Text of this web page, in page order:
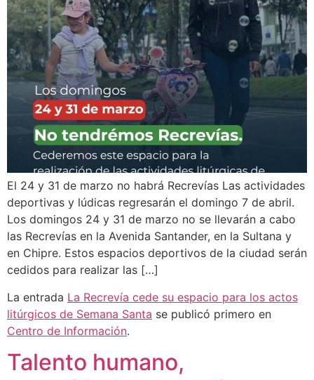
El 24 y 31 de marzo no habrá Recrevías Las actividades
deportivas y lúdicas regresarán el domingo 7 de abril.
Los domingos 24 y 31 de marzo no se llevarán a cabo
las Recrevías en la Avenida Santander, en la Sultana y
en Chipre. Estos espacios deportivos de la ciudad serán
cedidos para realizar las […]
La entrada La Recrevía cede su espacio para los actos
litúrgicos de Semana Santa se publicó primero en
Centro de Información.
Talento humano,